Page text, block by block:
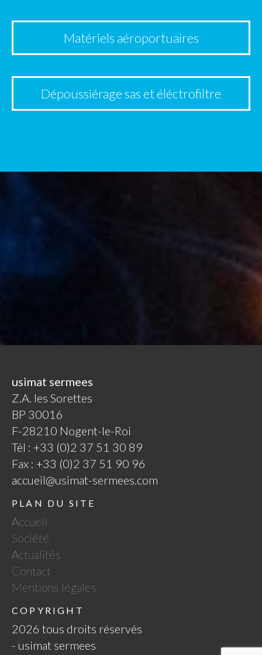
Matériels aéroportuaires
Dépoussiérage sas et éléctrofiltre
usimat sermees
Z.A. les Sorettes
BP 30016
F-28210 Nogent-le-Roi
Tél : +33 (0)2 37 51 30 89
Fax : +33 (0)2 37 51 90 96
accueil@usimat-sermees.com
PLAN DU SITE
Accueil
Société
Actualités
Contact
Mentions légales
COPYRIGHT
2026 tous droits réservés
- usimat sermees